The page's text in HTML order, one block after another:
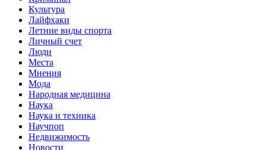
Культура
Лайфхаки
Летние виды спорта
Личный счет
Люди
Места
Мнения
Мода
Народная медицина
Наука
Наука и техника
Научпоп
Недвижимость
Новости